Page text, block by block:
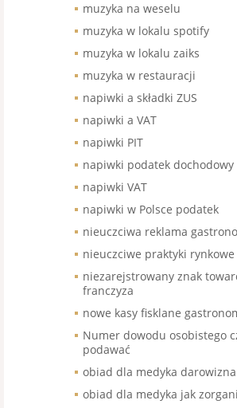
muzyka na weselu
muzyka w lokalu spotify
muzyka w lokalu zaiks
muzyka w restauracji
napiwki a składki ZUS
napiwki a VAT
napiwki PIT
napiwki podatek dochodowy
napiwki VAT
napiwki w Polsce podatek
nieuczciwa reklama
nieuczciwe praktyki rynkowe
niezarejstrowany znak
franczyza
nowe kasy fisklane
Numer dowodu osobistego
podawać
obiad dla medyka darowizna
obiad dla medyka jak